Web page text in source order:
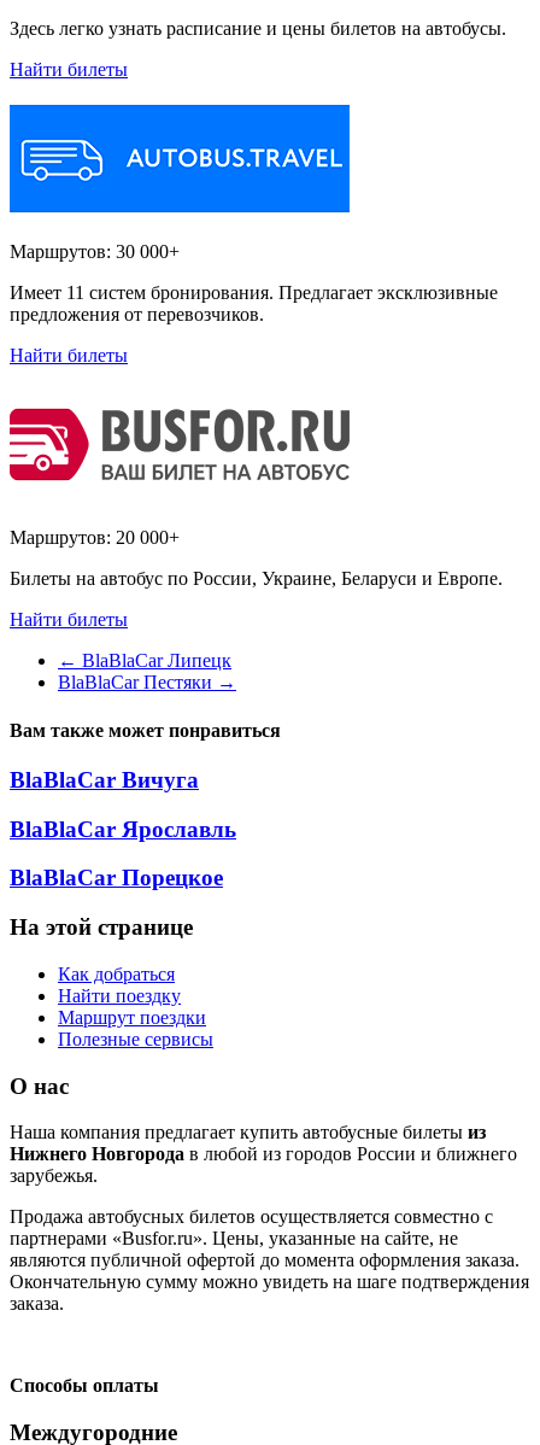
Здесь легко узнать расписание и цены билетов на автобусы.
Найти билеты
Маршрутов: 30 000+
Имеет 11 систем бронирования. Предлагает эксклюзивные
предложения от перевозчиков.
Найти билеты
Маршрутов: 20 000+
Билеты на автобус по России, Украине, Беларуси и Европе.
Найти билеты
← BlaBlaCar Липецк
BlaBlaCar Пестяки →
Вам также может понравиться
BlaBlaCar Вичуга
BlaBlaCar Ярославль
BlaBlaCar Порецкое
На этой странице
Как добраться
Найти поездку
Маршрут поездки
Полезные сервисы
О нас
Наша компания предлагает купить автобусные билеты из
Нижнего Новгорода в любой из городов России и ближнего
зарубежья.
Продажа автобусных билетов осуществляется совместно с
партнерами «Busfor.ru». Цены, указанные на сайте, не
являются публичной офертой до момента оформления заказа.
Окончательную сумму можно увидеть на шаге подтверждения
заказа.
Способы оплаты
Междугородние